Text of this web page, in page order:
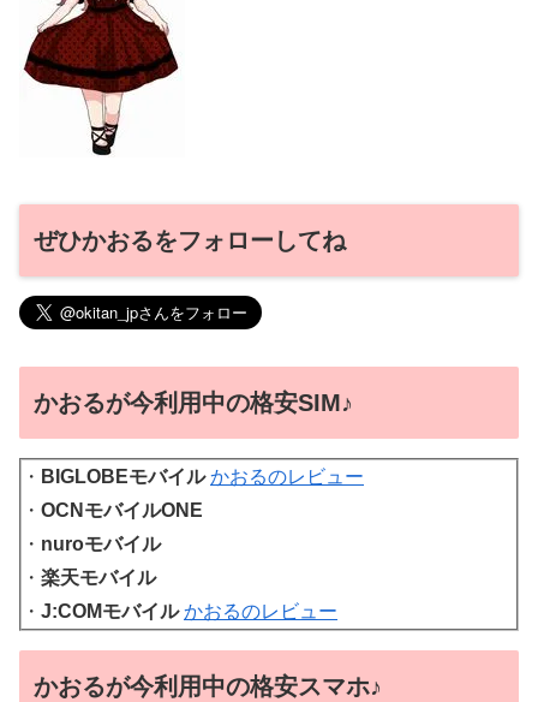
ぜひかおるをフォローしてね
かおるが今利用中の格安SIM♪
・ BIGLOBEモバイル かおるのレビュー
・ OCNモバイルONE
・ nuroモバイル
・ 楽天モバイル
・ J:COMモバイル かおるのレビュー
かおるが今利用中の格安スマホ♪